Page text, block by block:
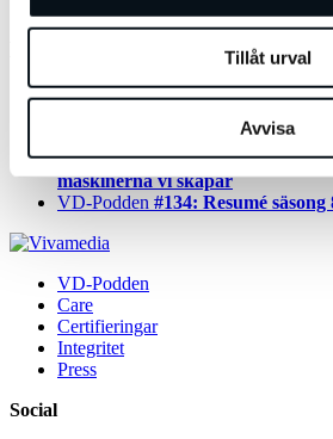
Tillåt urval
Avvisa
VD-Podden #127: Ärkebiskop
#130: Stefan Krook
#131: Magdalena
VD-Podden Arash Reflektioner
maskinerna vi skapar
VD-Podden #134: Resumé säsong
VD-Podden
Care
Certifieringar
Integritet
Press
Social